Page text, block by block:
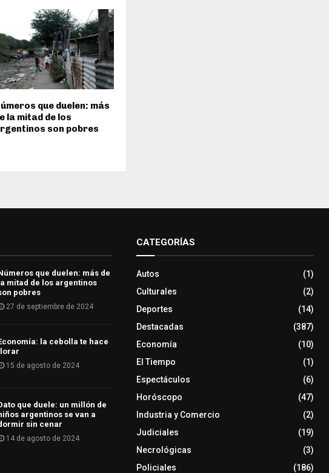
que duelen: más
la mitad de los
son pobres
que duelen: más de
mitad de los argentinos
pobres
27 de septiembre de 2024
la cebolla te hace
15 de agosto de 2024
que duele: un millón de
argentinos se van a
sin cenar
14 de agosto de 2024
CATEGORÍAS
Autos
(1)
Culturales
(2)
Deportes
(14)
Destacadas
(387)
Economía
(10)
El Tiempo
(1)
Espectáculos
(6)
Horóscopo
(47)
Industria y Comercio
(2)
Judiciales
(19)
Necrológicas
(3)
Policiales
(186)